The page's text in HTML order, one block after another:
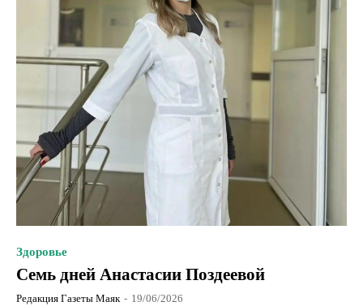
Здоровье
Семь дней Анастасии Поздеевой
Редакция Газеты Маяк - 19/06/2026